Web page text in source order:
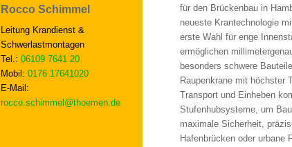
Rocco Schimmel
Leitung Krandienst &
Schwerlastmontagen
Tel.: 06109 7641 20
Mobil: 0176 17641020
E-Mail:
rocco.schimmel@thoemen.de
für den Brückenbau in
neueste Krantechnologie
erste Wahl für enge
ermöglichen
besonders schwere
Raupenkrane mit höchster
Transport und Einheben
Stufenhubsysteme, um
maximale Sicherheit,
Hafenbrücken oder urbane